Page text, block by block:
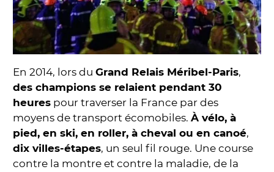
En 2014, lors du Grand Relais Méribel-Paris,
des champions se relaient pendant 30
heures pour traverser la France par des
moyens de transport écomobiles. À vélo, à
pied, en ski, en roller, à cheval ou en canoé,
dix villes-étapes, un seul fil rouge. Une course
contre la montre et contre la maladie, de la